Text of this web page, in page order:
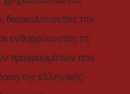
διευκολύνοντας την
ενθαρρύνοντας τη
προγραμμάτων που
της ελληνικής